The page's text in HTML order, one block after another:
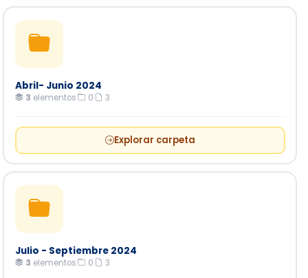
Abril- Junio 2024
3 elementos 0 3
Explorar carpeta
Julio - Septiembre 2024
3 elementos 0 3